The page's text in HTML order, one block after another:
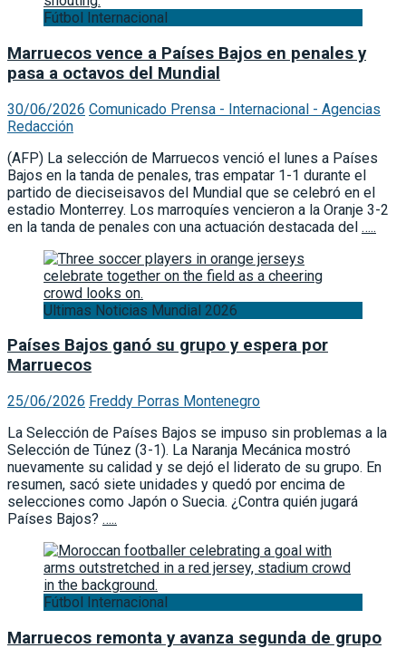
Fútbol Internacional
Marruecos vence a Países Bajos en penales y
pasa a octavos del Mundial
30/06/2026 Comunicado Prensa - Internacional - Agencias
Redacción
(AFP) La selección de Marruecos venció el lunes a Países
Bajos en la tanda de penales, tras empatar 1-1 durante el
partido de dieciseisavos del Mundial que se celebró en el
estadio Monterrey. Los marroquíes vencieron a la Oranje 3-2
en la tanda de penales con una actuación destacada del …..
Ultimas Noticias Mundial 2026
Países Bajos ganó su grupo y espera por
Marruecos
25/06/2026 Freddy Porras Montenegro
La Selección de Países Bajos se impuso sin problemas a la
Selección de Túnez (3-1). La Naranja Mecánica mostró
nuevamente su calidad y se dejó el liderato de su grupo. En
resumen, sacó siete unidades y quedó por encima de
selecciones como Japón o Suecia. ¿Contra quién jugará
Países Bajos? …..
Fútbol Internacional
Marruecos remonta y avanza segunda de grupo